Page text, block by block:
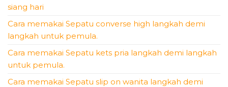
siang hari
Cara memakai Sepatu converse high langkah demi
langkah untuk pemula.
Cara memakai Sepatu kets pria langkah demi langkah
untuk pemula.
Cara memakai Sepatu slip on wanita langkah demi